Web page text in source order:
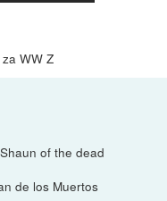
WW Z
of the dead
de los Muertos